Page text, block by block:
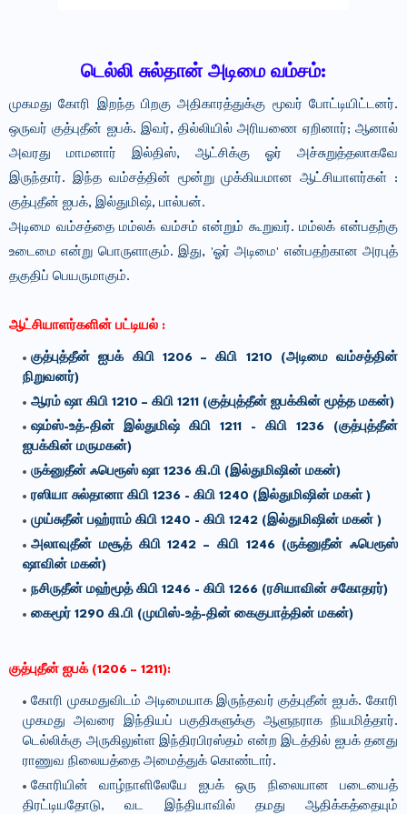
டெல்லி சுல்தான் அடிமை வம்சம்:
முகமது கோரி இறந்த பிறகு அதிகாரத்துக்கு மூவர் போட்டியிட்டனர்.
ஒருவர் குத்புதீன் ஐபக். இவர், தில்லியில் அரியணை ஏறினார்; ஆனால்
அவரது மாமனார் இல்திஸ், ஆட்சிக்கு ஓர் அச்சுறுத்தலாகவே
இருந்தார். இந்த வம்சத்தின் மூன்று முக்கியமான ஆட்சியாளர்கள் :
குத்புதீன் ஐபக், இல்துமிஷ், பால்பன்.
அடிமை வம்சத்தை மம்லக் வம்சம் என்றும் கூறுவர். மம்லக் என்பதற்கு
உடைமை என்று பொருளாகும். இது, 'ஓர் அடிமை' என்பதற்கான அரபுத்
தகுதிப் பெயருமாகும்.
ஆட்சியாளர்களின் பட்டியல் :
குத்புத்தீன் ஐபக் கிபி 1206 – கிபி 1210 (அடிமை வம்சத்தின்
நிறுவனர்)
ஆரம் ஷா கிபி 1210 – கிபி 1211 (குத்புத்தீன் ஐபக்கின் மூத்த மகன்)
ஷம்ஸ்-உத்-தின் இல்துமிஷ் கிபி 1211 - கிபி 1236 (குத்புத்தீன்
ஐபக்கின் மருமகன்)
ருக்னுதீன் ஃபெரூஸ் ஷா 1236 கி.பி (இல்துமிஷின் மகன்)
ரஸியா சுல்தானா கிபி 1236 - கிபி 1240 (இல்துமிஷின் மகள் )
முய்சுதீன் பஹ்ராம் கிபி 1240 - கிபி 1242 (இல்துமிஷின் மகன் )
அலாவுதீன் மசூத் கிபி 1242 – கிபி 1246 (ருக்னுதீன் ஃபெரூஸ்
ஷாவின் மகன்)
நசிருதீன் மஹ்மூத் கிபி 1246 - கிபி 1266 (ரசியாவின் சகோதரர்)
கைமூர் 1290 கி.பி (முயிஸ்-உத்-தின் கைகுபாத்தின் மகன்)
குத்புதீன் ஐபக் (1206 – 1211):
கோரி முகமதுவிடம் அடிமையாக இருந்தவர் குத்புதீன் ஐபக். கோரி
முகமது அவரை இந்தியப் பகுதிகளுக்கு ஆளுநராக நியமித்தார்.
டெல்லிக்கு அருகிலுள்ள இந்திரபிரஸ்தம் என்ற இடத்தில் ஐபக் தனது
ராணுவ நிலையத்தை அமைத்துக் கொண்டார்.
கோரியின் வாழ்நாளிலேயே ஐபக் ஒரு நிலையான படையைத்
திரட்டியதோடு, வட இந்தியாவில் தமது ஆதிக்கத்தையும்